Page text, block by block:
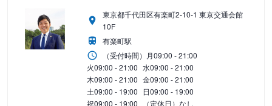
東京都千代田区有楽町2-10-1 東京交通会館
10F
有楽町駅
（受付時間） 月09:00 - 21:00
火09:00 - 21:00 水09:00 - 21:00
木09:00 - 21:00 金09:00 - 21:00
土09:00 - 19:00 日09:00 - 19:00
祝09:00 - 19:00 （定休日）なし